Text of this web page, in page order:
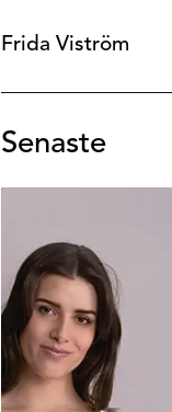
Frida Viström
Senaste